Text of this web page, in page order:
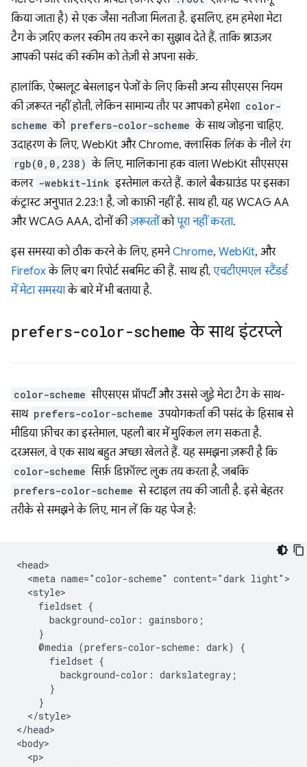
किया जाता है) से एक जैसा नतीजा मिलता है. इसलिए, हम हमेशा मेटा
टैग के ज़रिए कलर स्कीम तय करने का सुझाव देते हैं, ताकि ब्राउज़र
आपकी पसंद की स्कीम को तेज़ी से अपना सके.
हालांकि, ऐब्सलूट बेसलाइन पेजों के लिए किसी अन्य सीएसएस नियम
की ज़रूरत नहीं होती, लेकिन सामान्य तौर पर आपको हमेशा color-
scheme को prefers-color-scheme के साथ जोड़ना चाहिए.
उदाहरण के लिए, WebKit और Chrome, क्लासिक लिंक के नीले रंग
rgb(0,0,238) के लिए, मालिकाना हक वाला WebKit सीएसएस
कलर -webkit-link इस्तेमाल करते हैं. काले बैकग्राउंड पर इसका
कंट्रास्ट अनुपात 2.23:1 है, जो काफ़ी नहीं है. साथ ही, यह WCAG AA
और WCAG AAA, दोनों कीज़रूरतोंकोपूरा नहीं करता.
इस समस्या को ठीक करने के लिए, हमनेChrome, WebKit, और
Firefoxके लिए बग रिपोर्ट सबमिट की हैं. साथ ही, एचटीएमएल स्टैंडर्ड
में मेटा समस्याके बारे में भी बताया है.
prefers-color-scheme के साथ इंटरप्ले
color-scheme सीएसएस प्रॉपर्टी और उससे जुड़े मेटा टैग के साथ-
साथ prefers-color-scheme उपयोगकर्ता की पसंद के हिसाब से
मीडिया फ़ीचर का इस्तेमाल, पहली बार में मुश्किल लग सकता है.
दरअसल, वे एक साथ बहुत अच्छा खेलते हैं. यह समझना ज़रूरी है कि
color-scheme सिर्फ़ डिफ़ॉल्ट लुक तय करता है, जबकि
prefers-color-scheme से स्टाइल तय की जाती है. इसे बेहतर
तरीके से समझने के लिए, मान लें कि यह पेज है:
<head>
  <meta name="color-scheme" content="dark light">
  <style>
    fieldset {
      background-color: gainsboro;
    }
    @media (prefers-color-scheme: dark) {
      fieldset {
        background-color: darkslategray;
      }
    }
  </style>
</head>
<body>
  <p>